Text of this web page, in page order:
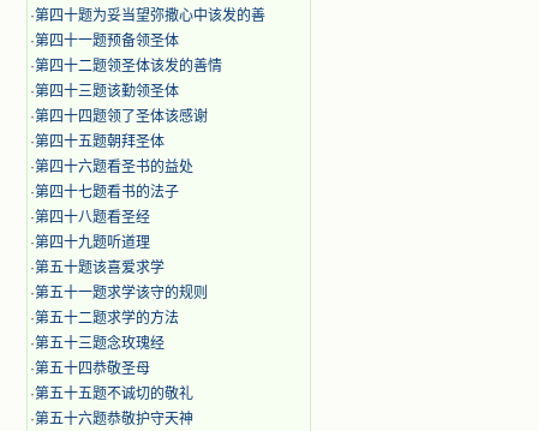
·第四十题为妥当望弥撒心中该发的善
·第四十一题预备领圣体
·第四十二题领圣体该发的善情
·第四十三题该勤领圣体
·第四十四题领了圣体该感谢
·第四十五题朝拜圣体
·第四十六题看圣书的益处
·第四十七题看书的法子
·第四十八题看圣经
·第四十九题听道理
·第五十题该喜爱求学
·第五十一题求学该守的规则
·第五十二题求学的方法
·第五十三题念玫瑰经
·第五十四恭敬圣母
·第五十五题不诚切的敬礼
·第五十六题恭敬护守天神